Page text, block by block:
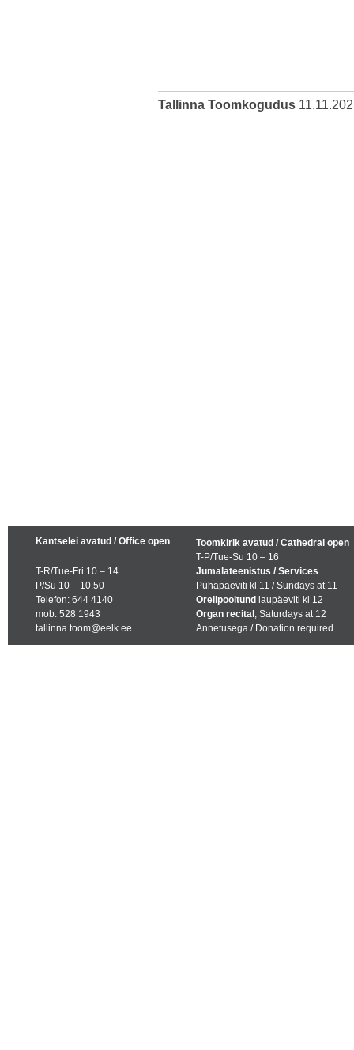
Tallinna Toomkogudus
Kantselei avatud / Office open
T-R/Tue-Fri 10 – 14
P/Su 10 – 10.50
Telefon: 644 4140
mob: 528 1943
tallinna.toom@eelk.ee
Toomkirik avatud / Cathedral open
T-P/Tue-Su 10 – 16
Jumalateenistus / Services
Pühapäeviti kl 11 / Sundays at 11
Orelipooltund laupäeviti kl 12
Organ recital , Saturdays at 12
Annetusega / Donation required